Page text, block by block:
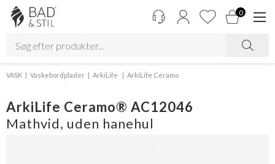
0
VASK Vaskebordplader ArkiLife ArkiLife Ceramo
ArkiLife Ceramo® AC12046
Mathvid, uden hanehul